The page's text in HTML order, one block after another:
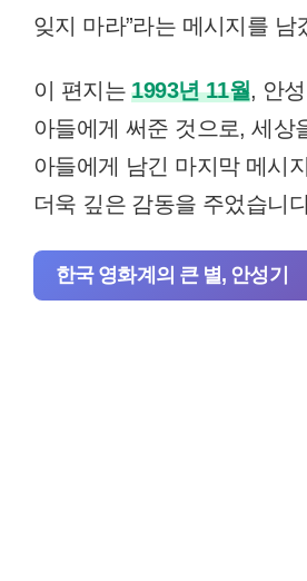
잊지 마라”라는 메시지를 남
이 편지는1993년 11월, 안
아들에게 써준 것으로, 세상
아들에게 남긴 마지막 메시
더욱 깊은 감동을 주었습니
한국 영화계의 큰 별, 안성기